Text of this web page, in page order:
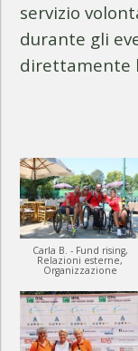
servizio
durante gli
direttamente
Carla B. - Fund rising,
Relazioni esterne,
Organizzazione